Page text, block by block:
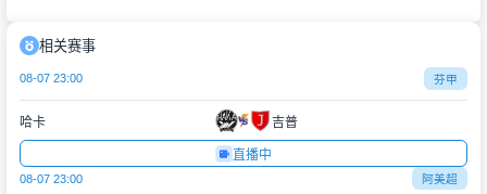
相关赛事
08-07 23:00 芬甲
哈卡 吉普
直播中
08-07 23:00 阿美超